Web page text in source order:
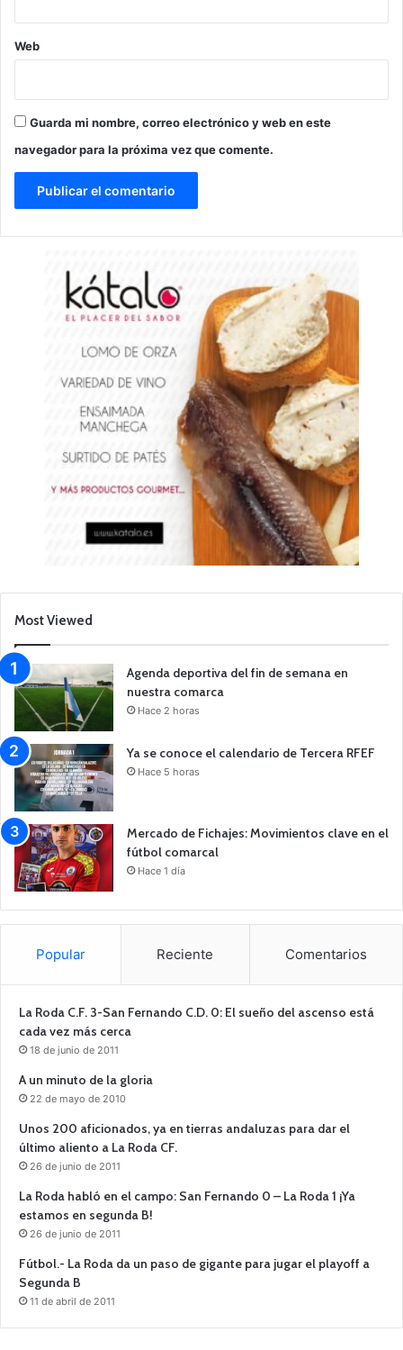
Web
Guarda mi nombre, correo electrónico y web en este
navegador para la próxima vez que comente.
Most Viewed
Agenda deportiva del fin de semana en
nuestra comarca
Hace 2 horas
Ya se conoce el calendario de Tercera RFEF
Hace 5 horas
Mercado de Fichajes: Movimientos clave en el
fútbol comarcal
Hace 1 día
Popular Reciente Comentarios
La Roda C.F. 3-San Fernando C.D. 0: El sueño del ascenso está
cada vez más cerca
18 de junio de 2011
A un minuto de la gloria
22 de mayo de 2010
Unos 200 aficionados, ya en tierras andaluzas para dar el
último aliento a La Roda CF.
26 de junio de 2011
La Roda habló en el campo: San Fernando 0 – La Roda 1 ¡Ya
estamos en segunda B!
26 de junio de 2011
Fútbol.- La Roda da un paso de gigante para jugar el playoff a
Segunda B
11 de abril de 2011